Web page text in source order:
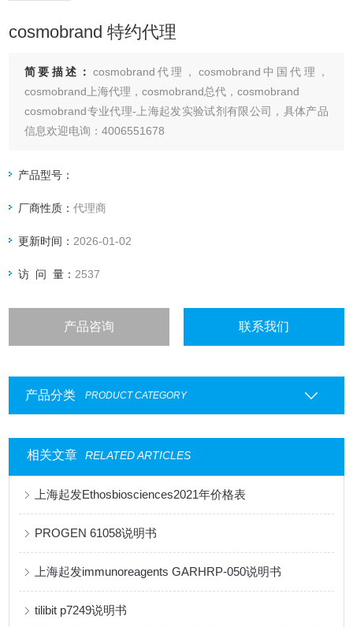
cosmobrand 特约代理
简要描述： cosmobrand代理，cosmobrand中国代理，
cosmobrand上海代理，cosmobrand总代，cosmobrand
cosmobrand专业代理-上海起发实验试剂有限公司，具体产品
信息欢迎电询：4006551678
产品型号：
厂商性质：代理商
更新时间： 2026-01-02
访 问 量： 2537
产品咨询 联系我们
产品分类 PRODUCT CATEGORY
相关文章 RELATED ARTICLES
上海起发Ethosbiosciences2021年价格表
PROGEN 61058说明书
上海起发immunoreagents GARHRP-050说明书
tilibit p7249说明书